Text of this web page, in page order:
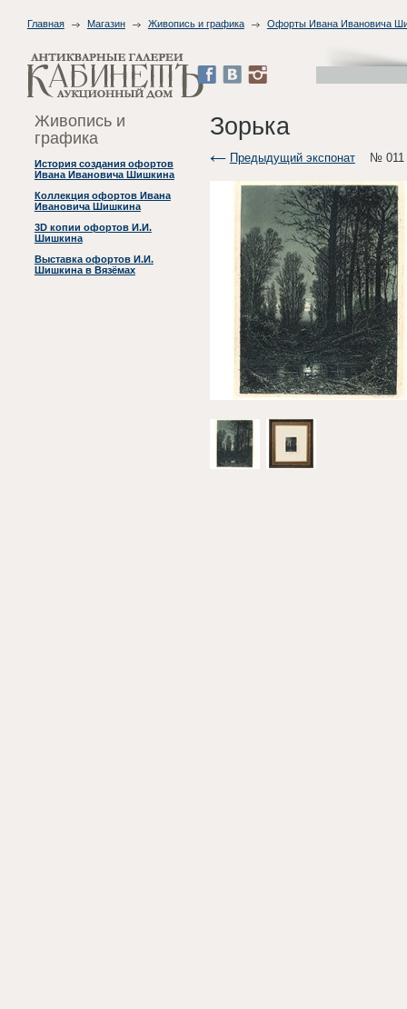
Главная Магазин Живопись и графика Офорты Ивана Ивановича
Живопись и
графика
История создания офортов
Ивана Ивановича Шишкина
Коллекция офортов Ивана
Ивановича Шишкина
3D копии офортов И.И.
Шишкина
Выставка офортов И.И.
Шишкина в Вязёмах
Зорька
Предыдущий экспонат№ 011